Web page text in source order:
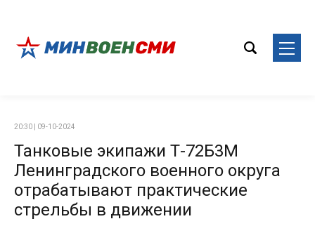
20:30 | 09-10-2024
Танковые экипажи Т-72Б3М
Ленинградского военного округа
отрабатывают практические
стрельбы в движении